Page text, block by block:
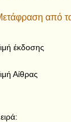
από
έκδοσης
Αίθρας